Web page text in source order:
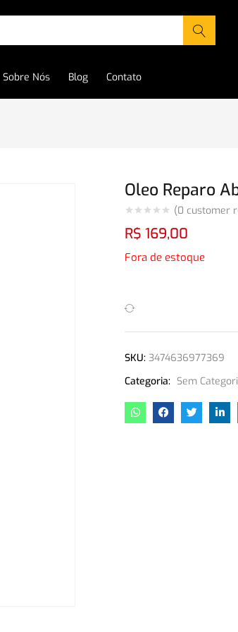
Sobre Nós Blog Contato
Oleo Reparo
(0 customer
R$ 169,00
Fora de estoque
SKU: 3474636977369
Categoria: Sem